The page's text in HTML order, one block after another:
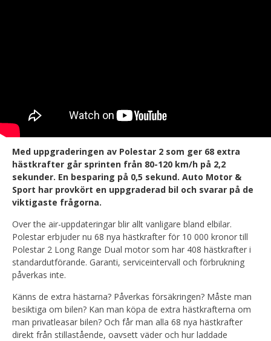
Med uppgraderingen av Polestar 2 som ger 68 extra
hästkrafter går sprinten från 80-120 km/h på 2,2
sekunder. En besparing på 0,5 sekund. Auto Motor &
Sport har provkört en uppgraderad bil och svarar på de
viktigaste frågorna.
Over the air-uppdateringar blir allt vanligare bland elbilar.
Polestar erbjuder nu 68 nya hästkrafter för 10 000 kronor till
Polestar 2 Long Range Dual motor som har 408 hästkrafter i
standardutförande. Garanti, serviceintervall och förbrukning
påverkas inte.
Känns de extra hästarna? Påverkas försäkringen? Måste man
besiktiga om bilen? Kan man köpa de extra hästkrafterna om
man privatleasar bilen? Och får man alla 68 nya hästkrafter
direkt från stillastående, oavsett väder och hur laddade